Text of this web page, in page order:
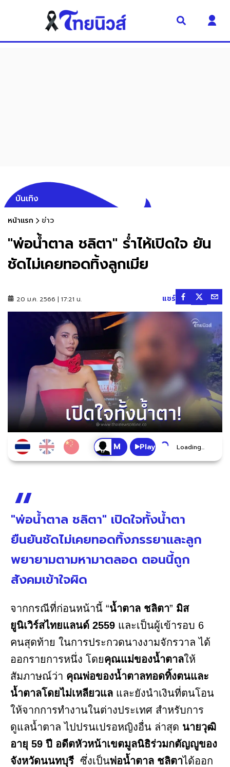
บันเทิง
หน้าแรก ข่าว
"พ่อน้ำตาล ชลิตา" ร่ำไห้เปิดใจ ยัน
ชัดไม่เคยทอดทิ้งลูกเมีย
20 ม.ค. 2566 | 17:21 น. แชร์
Play Loading...
"พ่อน้ำตาล ชลิตา" เปิดใจทั้งน้ำตา
ยืนยันชัดไม่เคยทอดทิ้งภรรยาและลูก
พยายามตามหามาตลอด ตอนนี้ถูก
สังคมเข้าใจผิด
จากกรณีที่ก่อนหน้านี้ “น้ำตาล ชลิตา” มิส
ยูนิเวิร์สไทยแลนด์ 2559 และเป็นผู้เข้ารอบ 6
คนสุดท้าย ในการประกวดนางงามจักรวาล ได้
ออกรายการหนึ่ง โดยคุณแม่ของน้ำตาลให้
สัมภาษณ์ว่า คุณพ่อของน้ำตาลทอดทิ้งตนและ
น้ำตาลโดยไม่เหลียวแล และยังนำเงินที่ตนโอน
ให้จากการทำงานในต่างประเทศ สำหรับการ
ดูแลน้ำตาล ไปปรนเปรอหญิงอื่น ล่าสุด นายวุฒิ
อายุ 59 ปี อดีตหัวหน้าเขตมูลนิธิร่วมกตัญญูของ
จังหวัดนนทบุรี ซึ่งเป็นพ่อน้ำตาล ชลิตาได้ออก